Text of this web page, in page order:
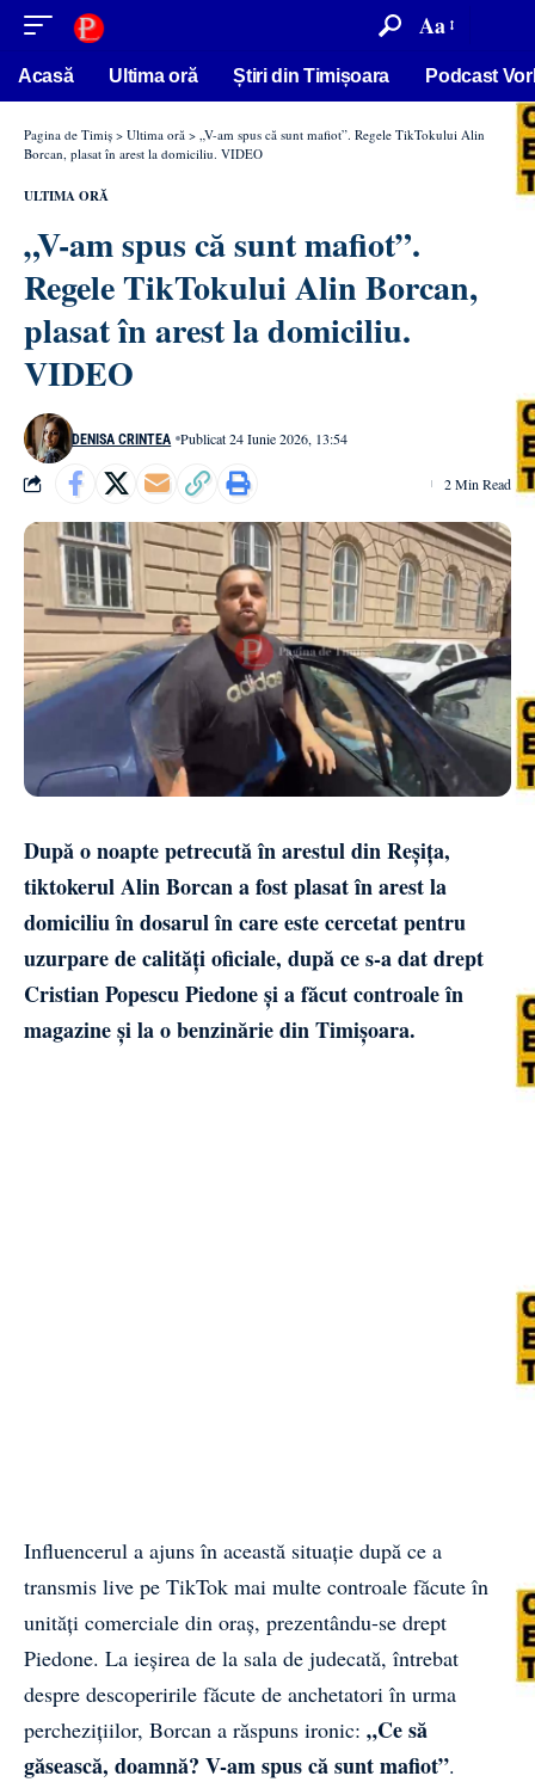
conținut Aa
Acasă Ultima oră Știri din Timișoara Podcast
Pagina de Timiș > Ultima oră > „V-am spus că sunt mafiot”. Regele TikTokului Alin
Borcan, plasat în arest la domiciliu. VIDEO
ULTIMA ORĂ
„V-am spus că sunt mafiot”.
Regele TikTokului Alin Borcan,
plasat în arest la domiciliu.
VIDEO
DENISA CRINTEA Publicat 24 Iunie 2026, 13:54
2 Min Read
După o noapte petrecută în arestul din Reșița,
tiktokerul Alin Borcan a fost plasat în arest la
domiciliu în dosarul în care este cercetat pentru
uzurpare de calități oficiale, după ce s-a dat drept
Cristian Popescu Piedone și a făcut controale în
magazine și la o benzinărie din Timișoara.
Influencerul a ajuns în această situație după ce a
transmis live pe TikTok mai multe controale făcute în
unități comerciale din oraș, prezentându-se drept
Piedone. La ieșirea de la sala de judecată, întrebat
despre descoperirile făcute de anchetatori în urma
perchezițiilor, Borcan a răspuns ironic: „Ce să
găsească, doamnă? V-am spus că sunt mafiot”.